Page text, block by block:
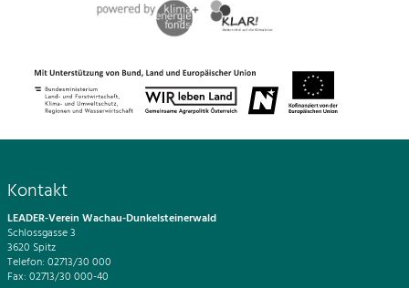
Kontakt
LEADER-Verein Wachau-Dunkelsteinerwald
Schlossgasse 3
3620 Spitz
Telefon: 02713/30 000
Fax: 02713/30 000-40